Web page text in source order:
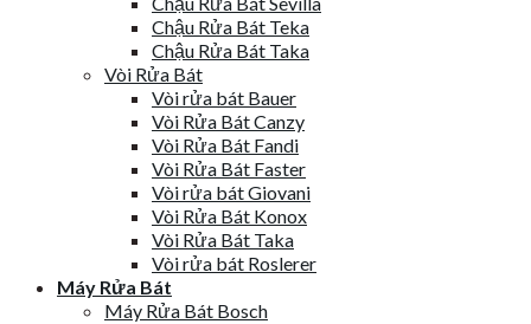
Chậu Rửa Bát Teka
Chậu Rửa Bát Taka
Vòi Rửa Bát
Vòi rửa bát Bauer
Vòi Rửa Bát Canzy
Vòi Rửa Bát Fandi
Vòi Rửa Bát Faster
Vòi rửa bát Giovani
Vòi Rửa Bát Konox
Vòi Rửa Bát Taka
Vòi rửa bát Roslerer
Máy Rửa Bát
Máy Rửa Bát Bosch